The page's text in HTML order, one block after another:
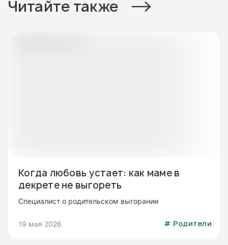
Читайте также
Когда любовь устает: как маме в
декрете не выгореть
Специалист о родительском выгорании
19 мая 2026 # Родители